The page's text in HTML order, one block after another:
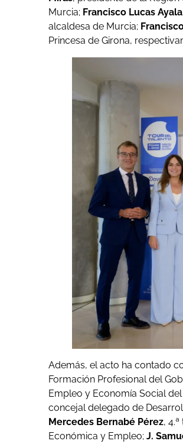
Murcia; Francisco Lucas Ayala
alcaldesa de Murcia;
Princesa de Girona,
Además, el acto ha contado
Formación Profesional del
Empleo y Economía Social
concejal delegado de
Mercedes Bernabé Pérez,
Económica y Empleo; J.